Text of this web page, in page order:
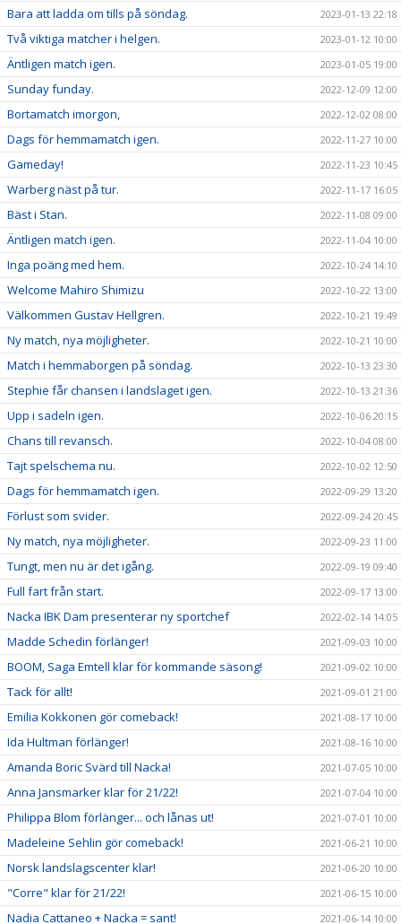
Bara att ladda om tills på söndag. 2023-01-13 22:18
Två viktiga matcher i helgen. 2023-01-12 10:00
Äntligen match igen. 2023-01-05 19:00
Sunday funday. 2022-12-09 12:00
Bortamatch imorgon, 2022-12-02 08:00
Dags för hemmamatch igen. 2022-11-27 10:00
Gameday! 2022-11-23 10:45
Warberg näst på tur. 2022-11-17 16:05
Bäst i Stan. 2022-11-08 09:00
Äntligen match igen. 2022-11-04 10:00
Inga poäng med hem. 2022-10-24 14:10
Welcome Mahiro Shimizu 2022-10-22 13:00
Välkommen Gustav Hellgren. 2022-10-21 19:49
Ny match, nya möjligheter. 2022-10-21 10:00
Match i hemmaborgen på söndag. 2022-10-13 23:30
Stephie får chansen i landslaget igen. 2022-10-13 21:36
Upp i sadeln igen. 2022-10-06 20:15
Chans till revansch. 2022-10-04 08:00
Tajt spelschema nu. 2022-10-02 12:50
Dags för hemmamatch igen. 2022-09-29 13:20
Förlust som svider. 2022-09-24 20:45
Ny match, nya möjligheter. 2022-09-23 11:00
Tungt, men nu är det igång. 2022-09-19 09:40
Full fart från start. 2022-09-17 13:00
Nacka IBK Dam presenterar ny sportchef 2022-02-14 14:05
Madde Schedin förlänger! 2021-09-03 10:00
BOOM, Saga Emtell klar för kommande säsong! 2021-09-02 10:00
Tack för allt! 2021-09-01 21:00
Emilia Kokkonen gör comeback! 2021-08-17 10:00
Ida Hultman förlänger! 2021-08-16 10:00
Amanda Boric Svärd till Nacka! 2021-07-05 10:00
Anna Jansmarker klar för 21/22! 2021-07-04 10:00
Philippa Blom förlänger... och lånas ut! 2021-07-01 10:00
Madeleine Sehlin gör comeback! 2021-06-21 10:00
Norsk landslagscenter klar! 2021-06-20 10:00
"Corre" klar för 21/22! 2021-06-15 10:00
Nadia Cattaneo + Nacka = sant! 2021-06-14 10:00